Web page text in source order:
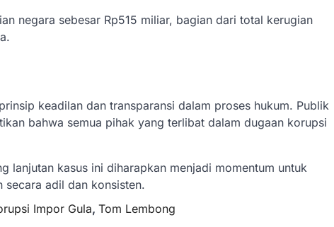
negara sebesar Rp515 miliar, bagian dari total kerugian
keadilan dan transparansi dalam proses hukum. Publik
bahwa semua pihak yang terlibat dalam dugaan korupsi
lanjutan kasus ini diharapkan menjadi momentum untuk
secara adil dan konsisten.
Impor Gula, Tom Lembong